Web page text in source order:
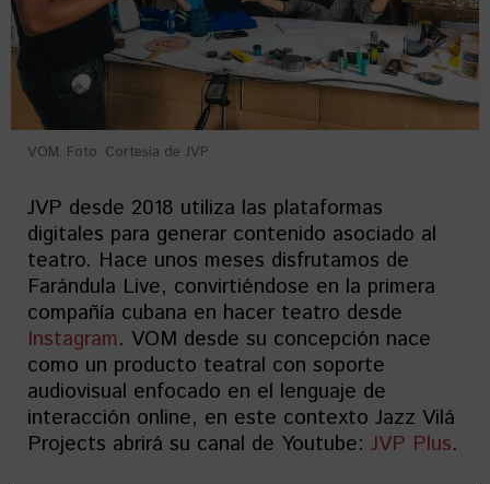
VOM. Foto: Cortesía de JVP
JVP desde 2018 utiliza las plataformas
digitales para generar contenido asociado al
teatro. Hace unos meses disfrutamos de
Farándula Live, convirtiéndose en la primera
compañía cubana en hacer teatro desde
Instagram. VOM desde su concepción nace
como un producto teatral con soporte
audiovisual enfocado en el lenguaje de
interacción online, en este contexto Jazz Vilá
Projects abrirá su canal de Youtube: JVP Plus.